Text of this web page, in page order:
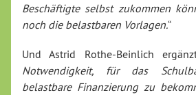
Beschäftigte selbst zukommen
noch die belastbaren Vorlagen.“
Und Astrid Rothe-Beinlich
Notwendigkeit, für das
belastbare Finanzierung zu